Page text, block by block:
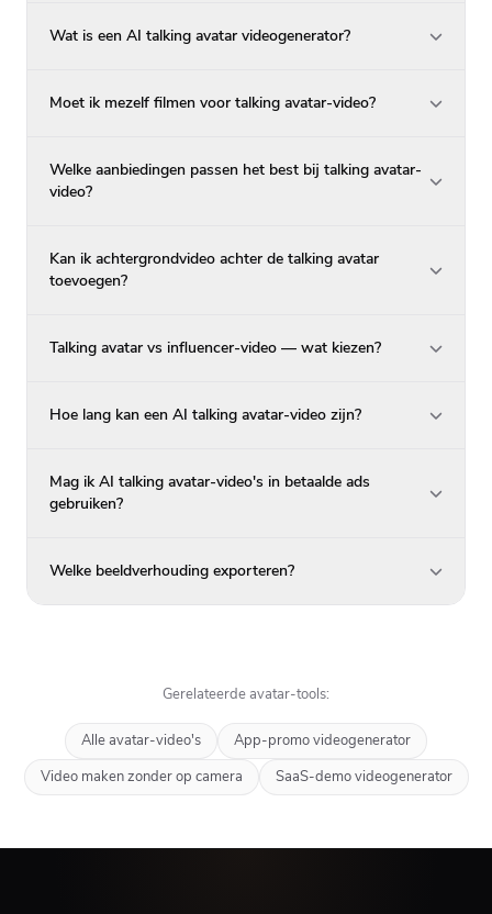
Wat is een AI talking avatar videogenerator?
Moet ik mezelf filmen voor talking avatar-video?
Welke aanbiedingen passen het best bij talking avatar-
video?
Kan ik achtergrondvideo achter de talking avatar
toevoegen?
Talking avatar vs influencer-video — wat kiezen?
Hoe lang kan een AI talking avatar-video zijn?
Mag ik AI talking avatar-video's in betaalde ads
gebruiken?
Welke beeldverhouding exporteren?
Gerelateerde avatar-tools:
Alle avatar-video's
App-promo videogenerator
Video maken zonder op camera
SaaS-demo videogenerator